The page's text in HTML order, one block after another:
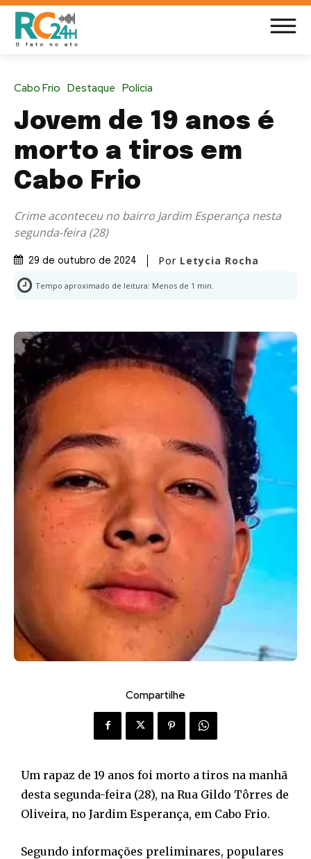
Cabo Frio Destaque Polícia
Jovem de 19 anos é
morto a tiros em
Cabo Frio
Crime aconteceu no bairro Jardim Esperança nesta
segunda-feira (28)
29 de outubro de 2024 Por Letycia Rocha
Tempo aproximado de leitura: Menos de 1 min.
Compartilhe
Um rapaz de 19 anos foi morto a tiros na manhã
desta segunda-feira (28), na Rua Gildo Tôrres de
Oliveira, no Jardim Esperança, em Cabo Frio.
Segundo informações preliminares, populares